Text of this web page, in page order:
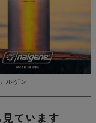
ルゲン
ています